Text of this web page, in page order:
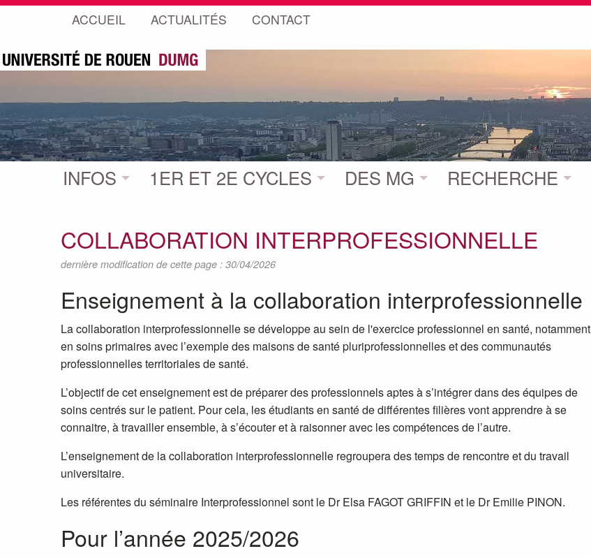
ACCUEIL ACTUALITÉS CONTACT
INFOS 1ER ET 2E CYCLES DES MG RECHERCHE
COLLABORATION INTERPROFESSIONNELLE
dernière modification de cette page : 30/04/2026
Enseignement à la collaboration interprofessionnelle
La collaboration interprofessionnelle se développe au sein de l'exercice professionnel en santé, notamment
en soins primaires avec l’exemple des maisons de santé pluriprofessionnelles et des communautés
professionnelles territoriales de santé.
L’objectif de cet enseignement est de préparer des professionnels aptes à s’intégrer dans des équipes de
soins centrés sur le patient. Pour cela, les étudiants en santé de différentes filières vont apprendre à se
connaitre, à travailler ensemble, à s’écouter et à raisonner avec les compétences de l’autre.
L’enseignement de la collaboration interprofessionnelle regroupera des temps de rencontre et du travail
universitaire.
Les référentes du séminaire Interprofessionnel sont le Dr Elsa FAGOT GRIFFIN et le Dr Emilie PINON.
Pour l’année 2025/2026